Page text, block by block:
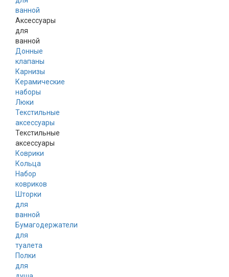
ванной
Аксессуары
для
ванной
Донные
клапаны
Карнизы
Керамические
наборы
Люки
Текстильные
аксессуары
Текстильные
аксессуары
Коврики
Кольца
Набор
ковриков
Шторки
для
ванной
Бумагодержатели
для
туалета
Полки
для